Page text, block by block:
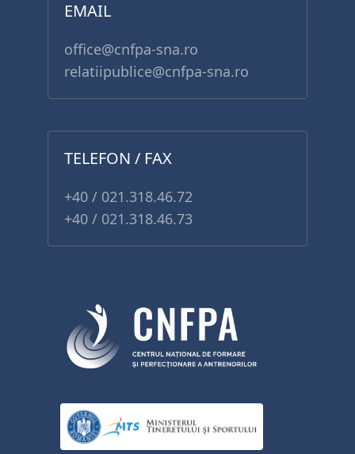
EMAIL
office@cnfpa-sna.ro
relatiipublice@cnfpa-sna.ro
TELEFON / FAX
+40 / 021.318.46.72
+40 / 021.318.46.73